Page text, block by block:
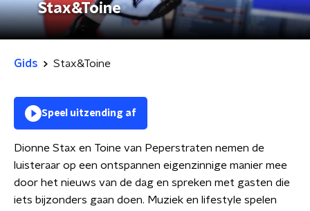
Stax&Toine
Gids Stax&Toine
Speel uitzending af
Dionne Stax en Toine van Peperstraten nemen de
luisteraar op een ontspannen eigenzinnige manier mee
door het nieuws van de dag en spreken met gasten die
iets bijzonders gaan doen. Muziek en lifestyle spelen